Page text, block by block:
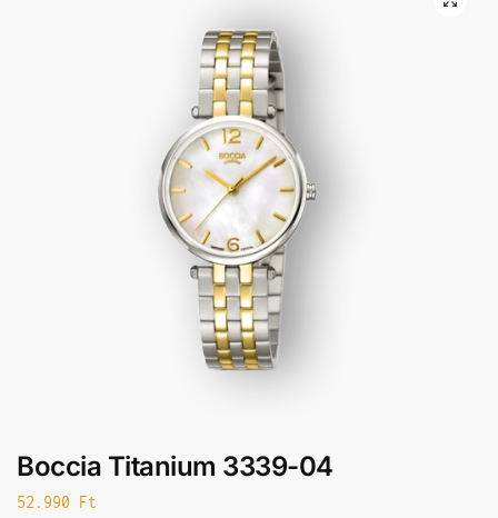
Boccia Titanium 3339-04
52.990 Ft